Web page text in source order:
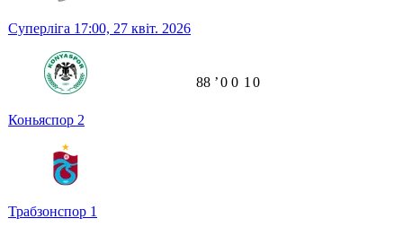
Суперліга 17:00, 27 квіт. 2026
Коньяспор 2
Трабзонспор 1
88 ʼ0 0 1 0